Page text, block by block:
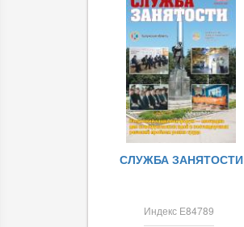
СЛУЖБА ЗАНЯТОСТИ
Индекс Е84789